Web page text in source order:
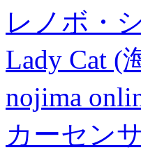
レノボ・
Lady Cat (
nojima
カーセン